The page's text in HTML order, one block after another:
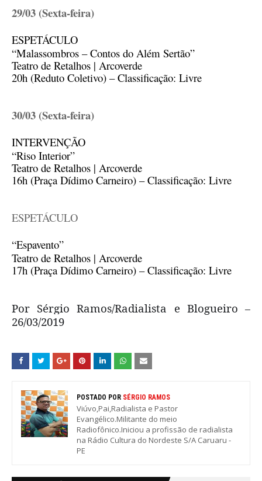
29/03 (Sexta-feira)
ESPETÁCULO
“Malassombros – Contos do Além Sertão”
Teatro de Retalhos | Arcoverde
20h (Reduto Coletivo) – Classificação: Livre
30/03 (Sexta-feira)
INTERVENÇÃO
“Riso Interior”
Teatro de Retalhos | Arcoverde
16h (Praça Dídimo Carneiro) – Classificação: Livre
ESPETÁCULO
“Espavento”
Teatro de Retalhos | Arcoverde
17h (Praça Dídimo Carneiro) – Classificação: Livre
Por Sérgio Ramos/Radialista e Blogueiro –
26/03/2019
POSTADO POR SÉRGIO RAMOS
Viúvo,Pai,Radialista e Pastor
Evangélico.Militante do meio
Radiofônico.Iniciou a profissão de radialista
na Rádio Cultura do Nordeste S/A Caruaru -
PE